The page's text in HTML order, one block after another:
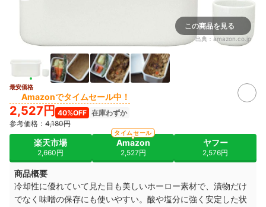
この商品を見る
出典： amazon.co.jp
最安価格
Amazonでタイムセール中！
2,527円 40%OFF 在庫わずか
参考価格： 4,180円
楽天市場
2,660円
Amazon
2,527円
タイムセール
ヤフー
2,576円
商品概要
冷却性に優れていて見た目も美しいホーロー素材で、漬物だけ
でなく味噌の保存にも使いやすい。酸や塩分に強く安定した状